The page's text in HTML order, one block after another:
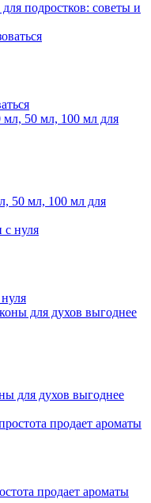
подростков: советы и
50 мл, 100 мл для
для духов выгоднее
продает ароматы